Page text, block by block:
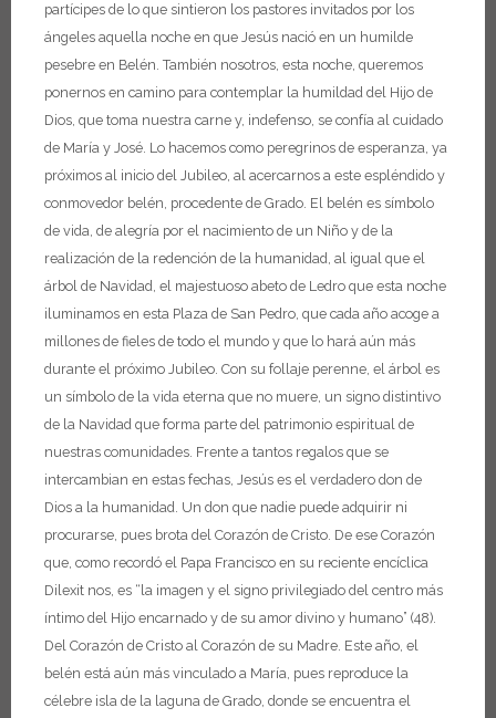
partícipes de lo que sintieron los pastores invitados por los
ángeles aquella noche en que Jesús nació en un humilde
pesebre en Belén. También nosotros, esta noche, queremos
ponernos en camino para contemplar la humildad del Hijo de
Dios, que toma nuestra carne y, indefenso, se confía al cuidado
de María y José. Lo hacemos como peregrinos de esperanza, ya
próximos al inicio del Jubileo, al acercarnos a este espléndido y
conmovedor belén, procedente de Grado. El belén es símbolo
de vida, de alegría por el nacimiento de un Niño y de la
realización de la redención de la humanidad, al igual que el
árbol de Navidad, el majestuoso abeto de Ledro que esta noche
iluminamos en esta Plaza de San Pedro, que cada año acoge a
millones de fieles de todo el mundo y que lo hará aún más
durante el próximo Jubileo. Con su follaje perenne, el árbol es
un símbolo de la vida eterna que no muere, un signo distintivo
de la Navidad que forma parte del patrimonio espiritual de
nuestras comunidades. Frente a tantos regalos que se
intercambian en estas fechas, Jesús es el verdadero don de
Dios a la humanidad. Un don que nadie puede adquirir ni
procurarse, pues brota del Corazón de Cristo. De ese Corazón
que, como recordó el Papa Francisco en su reciente encíclica
Dilexit nos, es “la imagen y el signo privilegiado del centro más
íntimo del Hijo encarnado y de su amor divino y humano” (48).
Del Corazón de Cristo al Corazón de su Madre. Este año, el
belén está aún más vinculado a María, pues reproduce la
célebre isla de la laguna de Grado, donde se encuentra el